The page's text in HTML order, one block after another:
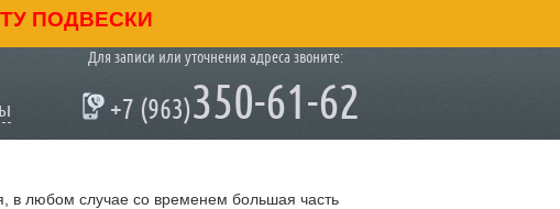
ПОДВЕСКИ
Для записи или уточнения адреса звоните:
+7 (963)350-61-62
в любом случае со временем большая часть